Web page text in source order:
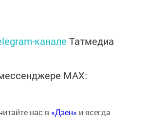
канале Татмедиа
MАХ:
нас в «Дзен» и всегда